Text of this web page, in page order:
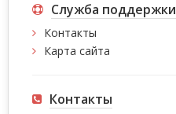
Служба поддержки
Контакты
Карта сайта
Контакты